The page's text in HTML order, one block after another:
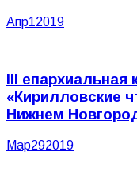
Апр12019
III епархиальная
«Кирилловские
Нижнем
Мар292019